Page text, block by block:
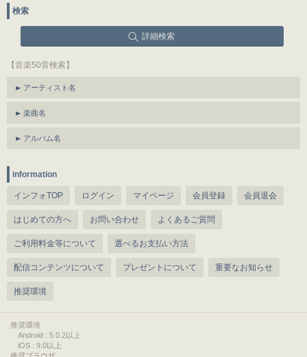
検索
詳細検索
【音楽50音検索】
アーティスト名
楽曲名
アルバム名
information
インフォTOP ログイン マイページ 会員登録 会員退会
はじめての方へ お問い合わせ よくあるご質問
ご利用料金等について 選べるお支払い方法
配信コンテンツについて プレゼントについて 重要なお知らせ
推奨環境
推奨環境
Android : 5.0.2以上
iOS : 9.0以上